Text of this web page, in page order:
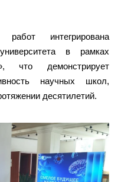
интегрирована
в рамках
что демонстрирует
научных школ,
десятилетий.